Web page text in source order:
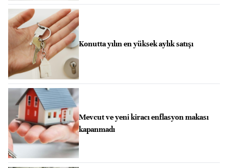
Konutta yılın en yüksek aylık satışı
Mevcut ve yeni kiracı enflasyon makası
kapanmadı